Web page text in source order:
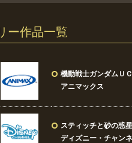
ー作品一覧
機動戦士ガンダムＵ
アニマックス
スティッチと砂の惑星
ディズニー・チャン